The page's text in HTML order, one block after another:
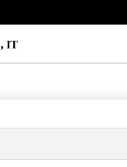
IT